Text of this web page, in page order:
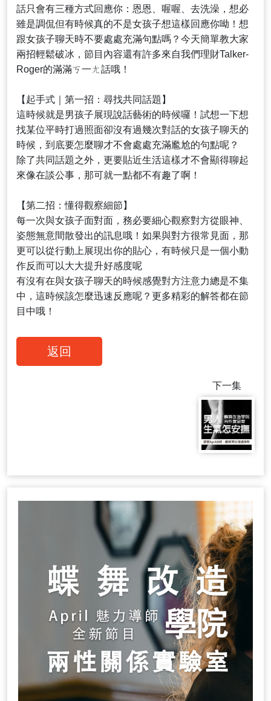
話只會有三種方式回應你：恩恩、喔喔、去洗澡，想必
雖是調侃但有時候真的不是女孩子想這樣回應你呦！想
跟女孩子聊天時不要處處充滿句點嗎？今天簡單教大家
兩招輕鬆破冰，節目內容還有許多來自我們理財Talker-
Roger的滿滿ㄎ一ㄤ話哦！
【起手式｜第一招：尋找共同話題】
這時候就是男孩子展現說話藝術的時候囉！試想一下想
找某位平時打過照面卻沒有過幾次對話的女孩子聊天的
時候，到底要怎麼聊才不會處處充滿尷尬的句點呢？
除了共同話題之外，更要貼近生活這樣才不會顯得聊起
來像在談公事，那可就一點都不有趣了啊！
【第二招：懂得觀察細節】
每一次與女孩子面對面，務必要細心觀察對方從眼神、
姿態無意間散發出的訊息哦！如果與對方很常見面，那
更可以從行動上展現出你的貼心，有時候只是一個小動
作反而可以大大提升好感度呢
有沒有在與女孩子聊天的時候感覺對方注意力總是不集
中，這時候該怎麼迅速反應呢？更多精彩的解答都在節
目中哦！
返回
下一集